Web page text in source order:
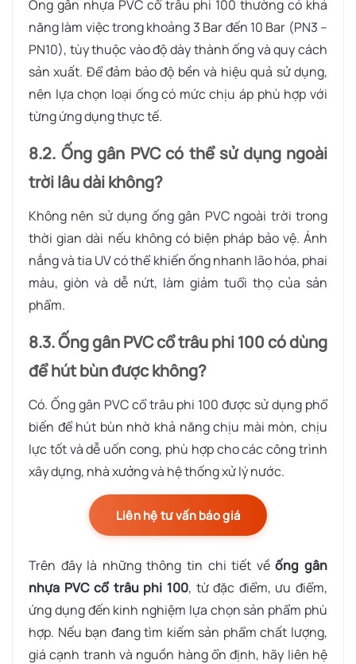
Ống gân nhựa PVC cổ trâu phi 100 thường có khả
năng làm việc trong khoảng 3 Bar đến 10 Bar (PN3 –
PN10), tùy thuộc vào độ dày thành ống và quy cách
sản xuất. Để đảm bảo độ bền và hiệu quả sử dụng,
nên lựa chọn loại ống có mức chịu áp phù hợp với
từng ứng dụng thực tế.
8.2. Ống gân PVC có thể sử dụng ngoài
trời lâu dài không?
Không nên sử dụng ống gân PVC ngoài trời trong
thời gian dài nếu không có biện pháp bảo vệ. Ánh
nắng và tia UV có thể khiến ống nhanh lão hóa, phai
màu, giòn và dễ nứt, làm giảm tuổi thọ của sản
phẩm.
8.3. Ống gân PVC cổ trâu phi 100 có dùng
để hút bùn được không?
Có. Ống gân PVC cổ trâu phi 100 được sử dụng phổ
biến để hút bùn nhờ khả năng chịu mài mòn, chịu
lực tốt và dễ uốn cong, phù hợp cho các công trình
xây dựng, nhà xưởng và hệ thống xử lý nước.
Liên hệ tư vấn báo giá
Trên đây là những thông tin chi tiết vềống gân
nhựa PVC cổ trâu phi 100, từ đặc điểm, ưu điểm,
ứng dụng đến kinh nghiệm lựa chọn sản phẩm phù
hợp. Nếu bạn đang tìm kiếm sản phẩm chất lượng,
giá cạnh tranh và nguồn hàng ổn định, hãy liên hệ